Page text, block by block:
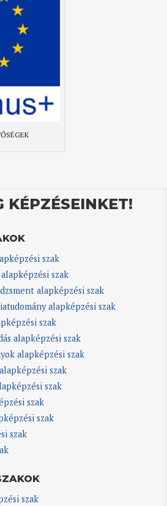
KÉPZÉSEINKET!
szak
szak
alapképzési szak
alapképzési szak
szak
alapképzési szak
alapképzési szak
szak
szak
szak
szak
szak
szak